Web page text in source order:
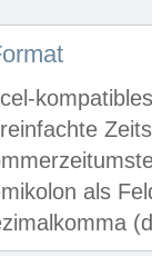
als